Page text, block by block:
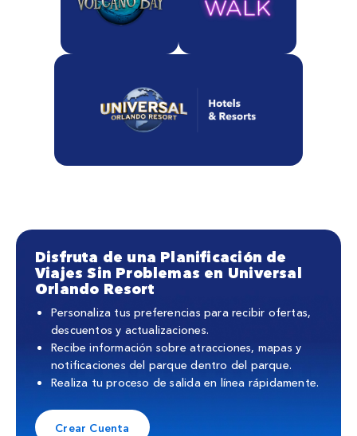
Disfruta de una Planificación de
Viajes Sin Problemas en Universal
Orlando Resort
Personaliza tus preferencias para recibir ofertas,
descuentos y actualizaciones.
Recibe información sobre atracciones, mapas y
notificaciones del parque dentro del parque.
Realiza tu proceso de salida en línea rápidamente.
Crear Cuenta